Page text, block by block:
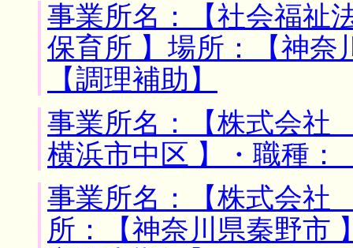
事業所名：【社会福
保育所 】場所：【神奈
【調理補助】
事業所名：【株式会社
横浜市中区 】・職種：
事業所名：【株式会
所：【神奈川県秦野市